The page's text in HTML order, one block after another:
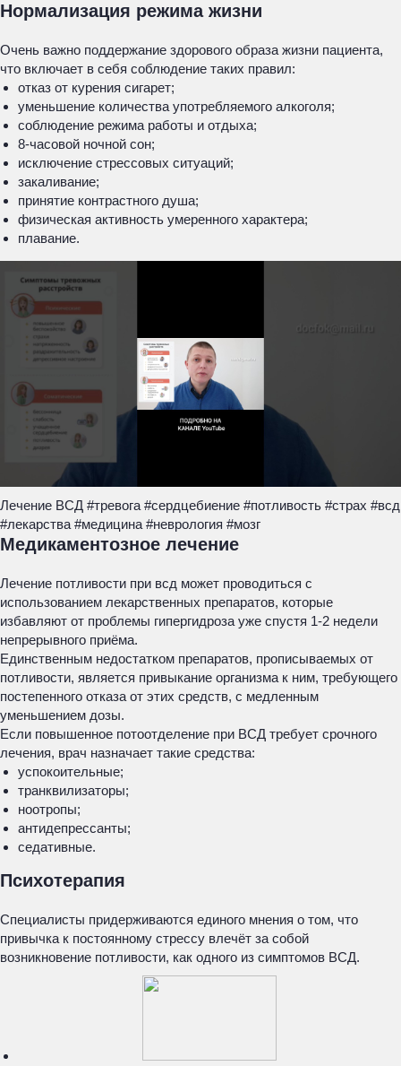
Нормализация режима жизни
Очень важно поддержание здорового образа жизни пациента,
что включает в себя соблюдение таких правил:
отказ от курения сигарет;
уменьшение количества употребляемого алкоголя;
соблюдение режима работы и отдыха;
8-часовой ночной сон;
исключение стрессовых ситуаций;
закаливание;
принятие контрастного душа;
физическая активность умеренного характера;
плавание.
Лечение ВСД #тревога #сердцебиение #потливость #страх #всд
#лекарства #медицина #неврология #мозг
Медикаментозное лечение
Лечение потливости при всд может проводиться с
использованием лекарственных препаратов, которые
избавляют от проблемы гипергидроза уже спустя 1-2 недели
непрерывного приёма.
Единственным недостатком препаратов, прописываемых от
потливости, является привыкание организма к ним, требующего
постепенного отказа от этих средств, с медленным
уменьшением дозы.
Если повышенное потоотделение при ВСД требует срочного
лечения, врач назначает такие средства:
успокоительные;
транквилизаторы;
ноотропы;
антидепрессанты;
седативные.
Психотерапия
Специалисты придерживаются единого мнения о том, что
привычка к постоянному стрессу влечёт за собой
возникновение потливости, как одного из симптомов ВСД.